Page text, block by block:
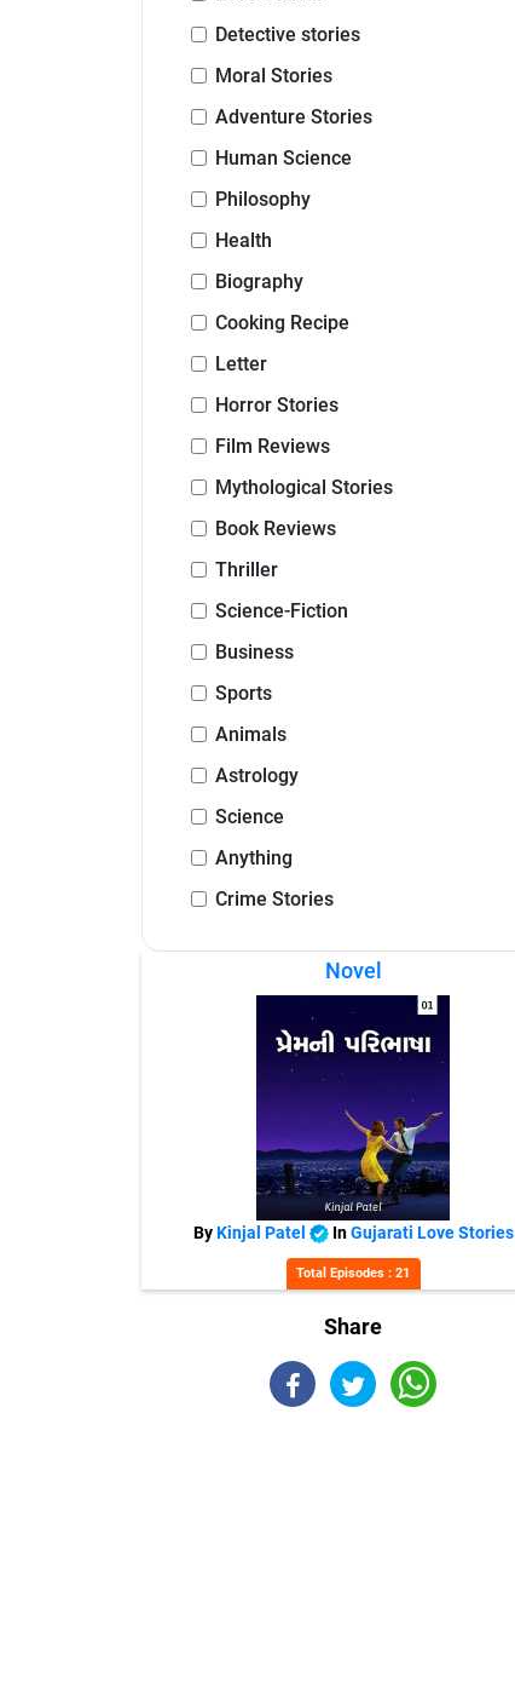
Detective stories
Moral Stories
Adventure Stories
Human Science
Philosophy
Health
Biography
Cooking Recipe
Letter
Horror Stories
Film Reviews
Mythological Stories
Book Reviews
Thriller
Science-Fiction
Business
Sports
Animals
Astrology
Science
Anything
Crime Stories
Novel
ByKinjal Patel InGujarati Love Stories
Total Episodes : 21
Share